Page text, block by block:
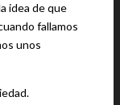
idea de que
fallamos
unos